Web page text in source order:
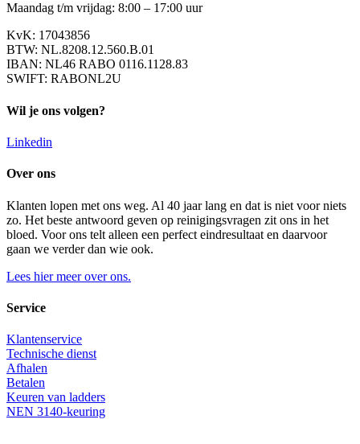
Maandag t/m vrijdag: 8:00 – 17:00 uur
KvK: 17043856
BTW: NL.8208.12.560.B.01
IBAN: NL46 RABO 0116.1128.83
SWIFT: RABONL2U
Wil je ons volgen?
Linkedin
Over ons
Klanten lopen met ons weg. Al 40 jaar lang en dat is niet voor niets
zo. Het beste antwoord geven op reinigingsvragen zit ons in het
bloed. Voor ons telt alleen een perfect eindresultaat en daarvoor
gaan we verder dan wie ook.
Lees hier meer over ons.
Service
Klantenservice
Technische dienst
Afhalen
Betalen
Keuren van ladders
NEN 3140-keuring